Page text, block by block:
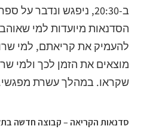
ב-20:30, ניפגש ונדבר על
הסדנאות מיועדות למי
להעמיק את קריאתם, למי
מוצאים את הזמן לכך ולמי
שקראו. במהלך עשרת
סדנאות הקריאה – קבוצה חדשה